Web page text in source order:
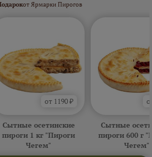
от Ярмарки Пирогов
от 1190 ₽
Сытные осетинские
пироги 1 кг "Пироги
Чегем"
Сытные
пироги 600 г
Чегем"